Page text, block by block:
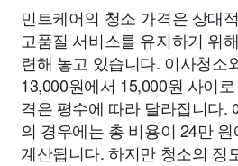
민트케어의 청소 가격은 상대
고품질 서비스를 유지하기 위
련해 놓고 있습니다. 이사청소
13,000원에서 15,000원 사이
격은 평수에 따라 달라집니다.
의 경우에는 총 비용이 24만
계산됩니다. 하지만 청소의 정